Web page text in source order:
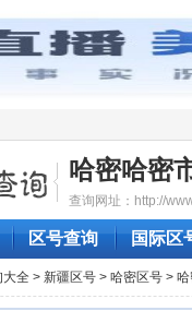
哈密哈密
查询网址：http://
区号查询 国际区
大全 > 新疆区号 > 哈密区号 >